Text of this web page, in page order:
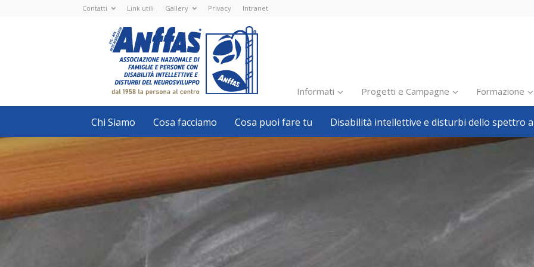
Contatti Link utili Gallery Privacy Intranet
Nazionale
ETS
-
APS
Associazione
Nazionale
di
Famiglie
e
con
disabilità
intellettive
disturbi
Informati
Inclusione scolastica
Inclusione lavorativa
Notizie dalla FISH
Formazione
Progetti e Campagne Formazione
Chi Siamo Cosa facciamo Cosa puoi fare tu Disabilità intellettive e disturbi dello spettro